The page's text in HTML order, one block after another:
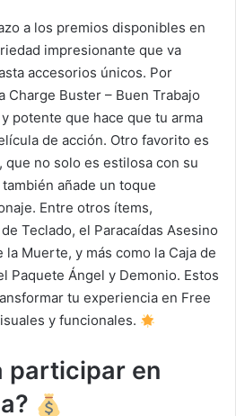
a los premios disponibles en
impresionante que va
accesorios únicos. Por
Charge Buster – Buen Trabajo
potente que hace que tu arma
de acción. Otro favorito es
que no solo es estilosa con su
añade un toque
Entre otros ítems,
Teclado, el Paracaídas Asesino
Muerte, y más como la Caja de
Paquete Ángel y Demonio. Estos
tu experiencia en Free
y funcionales.
participar en